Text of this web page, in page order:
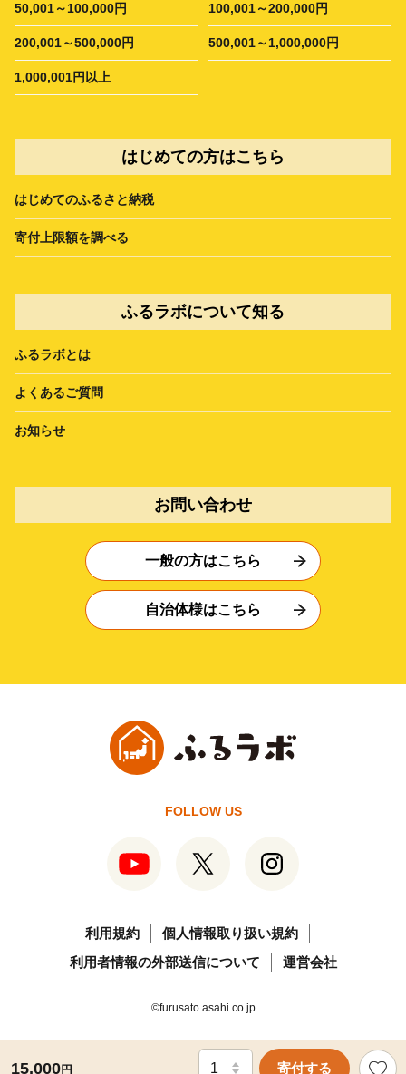
15,000円 寄付する
50,001～100,000円 100,001～200,000円
200,001～500,000円 500,001～1,000,000円
1,000,001円以上
はじめての方はこちら
はじめてのふるさと納税
寄付上限額を調べる
ふるラボについて知る
ふるラボとは
よくあるご質問
お知らせ
お問い合わせ
一般の方はこちら
自治体様はこちら
FOLLOW US
利用規約
個人情報取り扱い規約
利用者情報の外部送信について
運営会社
©furusato.asahi.co.jp